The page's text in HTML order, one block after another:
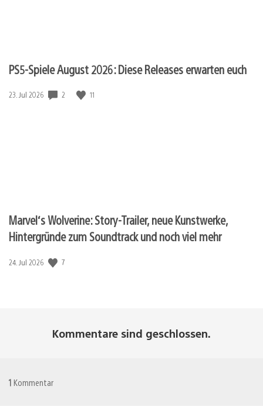
PS5-Spiele August 2026: Diese Releases erwarten euch
Veröffentlichungsdatum:
23. Jul 2026 2 11
Marvel‘s Wolverine: Story-Trailer, neue Kunstwerke,
Hintergründe zum Soundtrack und noch viel mehr
Veröffentlichungsdatum:
24. Jul 2026 7
Kommentare sind geschlossen.
1 Kommentar